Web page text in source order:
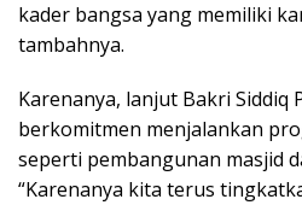
kader bangsa yang memiliki
tambahnya.
Karenanya, lanjut Bakri Siddiq
berkomitmen menjalankan
seperti pembangunan masjid
“Karenanya kita terus